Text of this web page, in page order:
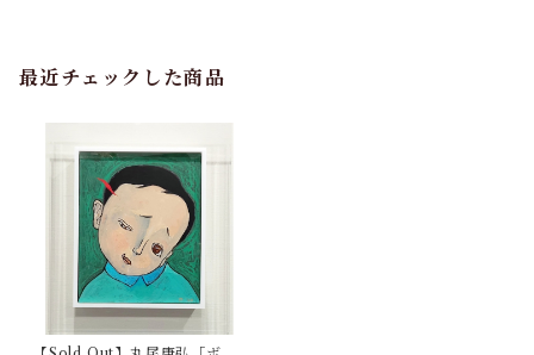
最近チェックした商品